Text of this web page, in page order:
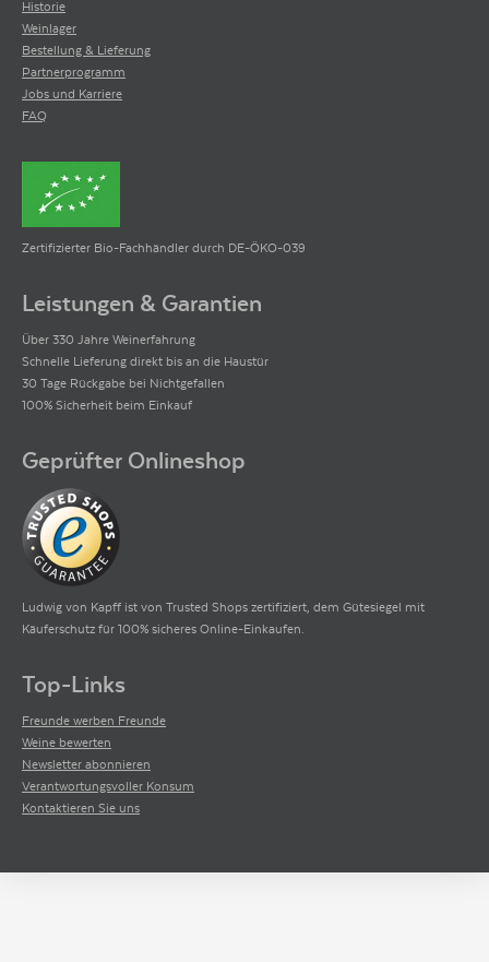
Historie
Weinlager
Bestellung & Lieferung
Partnerprogramm
Jobs und Karriere
FAQ
Zertifizierter Bio-Fachhändler durch DE-ÖKO-039
Leistungen & Garantien
Über 330 Jahre Weinerfahrung
Schnelle Lieferung direkt bis an die Haustür
30 Tage Rückgabe bei Nichtgefallen
100% Sicherheit beim Einkauf
Geprüfter Onlineshop
Ludwig von Kapff ist von Trusted Shops zertifiziert, dem Gütesiegel mit
Käuferschutz für 100% sicheres Online-Einkaufen.
Top-Links
Freunde werben Freunde
Weine bewerten
Newsletter abonnieren
Verantwortungsvoller Konsum
Kontaktieren Sie uns